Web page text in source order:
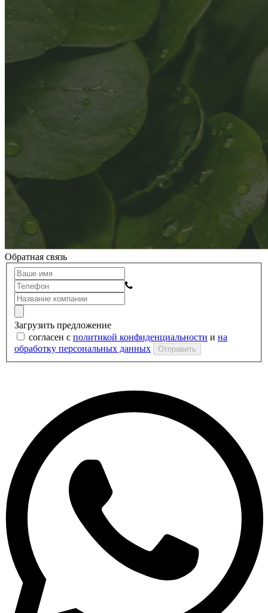
Обратная связь
Загрузить предложение
согласен с политикой конфиденциальности и на
обработку персональных данных
Отправить